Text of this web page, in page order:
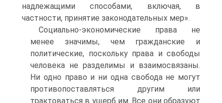
надлежащими способами, включая, в
частности, принятие законодательных мер».
Социально-экономические права не
менее значимы, чем гражданские и
политические, поскольку права и свободы
человека не разделимы и взаимосвязаны.
Ни одно право и ни одна свобода не могут
противопоставляться другим или
трактоваться в ущерб им. Все они образуют